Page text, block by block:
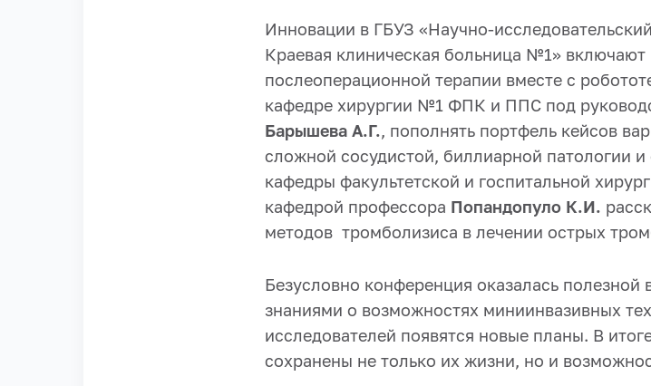
Инновации в ГБУЗ «Научно-
Краевая клиническая больница №1»
послеоперационной терапии вместе с
кафедре хирургии №1 ФПК и ППС под
Барышева А.Г., пополнять портфель кейсов
сложной сосудистой, биллиарной патологии
кафедры факультетской и госпитальной
кафедрой профессора Попандопуло К.И.
методов тромболизиса в лечении острых
Безусловно конференция оказалась
знаниями о возможностях миниинвазивных
исследователей появятся новые планы. В
сохранены не только их жизни, но и